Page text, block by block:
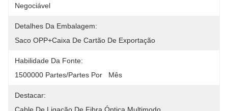
Negociável
Detalhes Da Embalagem:
Saco OPP+caixa De Cartão De Exportação
Habilidade Da Fonte:
1500000 Partes/partes Por   Mês
Destacar: